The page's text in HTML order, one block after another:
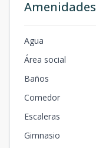
Amenidades
Agua
Área social
Baños
Comedor
Escaleras
Gimnasio